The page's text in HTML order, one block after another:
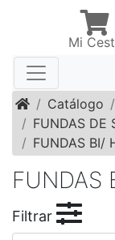
Mi
InicioCatálogo
FUNDAS DE
FUNDAS BI/
FUNDAS
Filtrar